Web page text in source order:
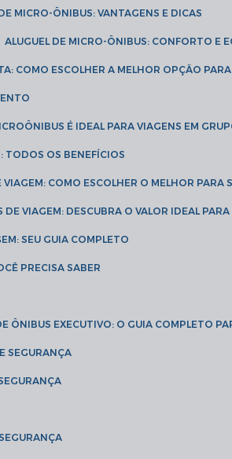
DE MICRO-ÔNIBUS: VANTAGENS E DICAS
ALUGUEL DE MICRO-ÔNIBUS: CONFORTO E
COMO ESCOLHER A MELHOR OPÇÃO
É IDEAL PARA VIAGENS EM
TODOS OS BENEFÍCIOS
VIAGEM: COMO ESCOLHER O MELHOR PARA
DE VIAGEM: DESCUBRA O VALOR IDEAL
SEU GUIA COMPLETO
PRECISA SABER
DE ÔNIBUS EXECUTIVO: O GUIA COMPLETO
SEGURANÇA